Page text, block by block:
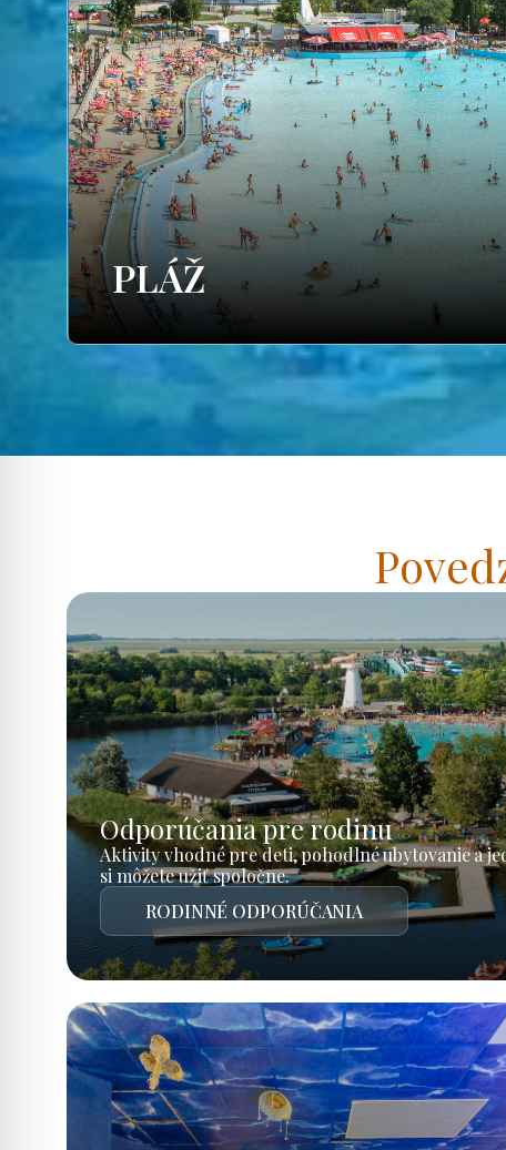
PLÁŽ
Odporúčania pre rodinu
Aktivity vhodné pre deti, pohodlné ubytovanie a
si môžete užiť spoločne.
RODINNÉ ODPORÚČANIA